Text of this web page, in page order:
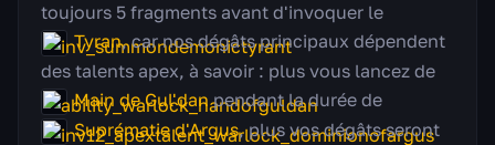
toujours 5 fragments avant d'invoquer le
Tyran, car nos dégâts principaux dépendent
des talents apex, à savoir : plus vous lancez de
Main de Gul'danpendant la durée de
Suprématie d'Argus, plus vos dégâts seront